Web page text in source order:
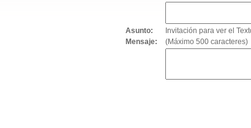
Asunto:
Invitación para ver el
Mensaje:
(Máximo 500 caracteres)